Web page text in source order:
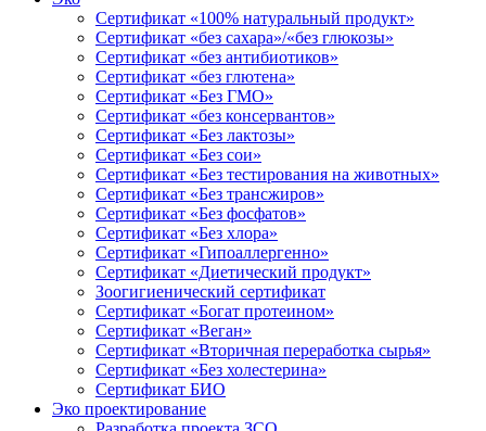
Сертификат «100% натуральный продукт»
Сертификат «без сахара»/«без глюкозы»
Сертификат «без антибиотиков»
Сертификат «без глютена»
Сертификат «Без ГМО»
Сертификат «без консервантов»
Сертификат «Без лактозы»
Сертификат «Без сои»
Сертификат «Без тестирования на животных»
Сертификат «Без трансжиров»
Сертификат «Без фосфатов»
Сертификат «Без хлора»
Сертификат «Гипоаллергенно»
Сертификат «Диетический продукт»
Зоогигиенический сертификат
Сертификат «Богат протеином»
Сертификат «Веган»
Сертификат «Вторичная переработка сырья»
Сертификат «Без холестерина»
Сертификат БИО
Эко проектирование